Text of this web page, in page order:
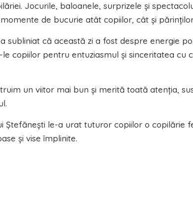
Jocurile, baloanele, surprizele și
de bucurie atât copiilor, cât și
subliniat că această zi a fost despre energie
copiilor pentru entuziasmul și sinceritatea cu
un viitor mai bun și merită toată atenția,
Ștefănești le-a urat tuturor copiilor o copilărie
și vise împlinite.